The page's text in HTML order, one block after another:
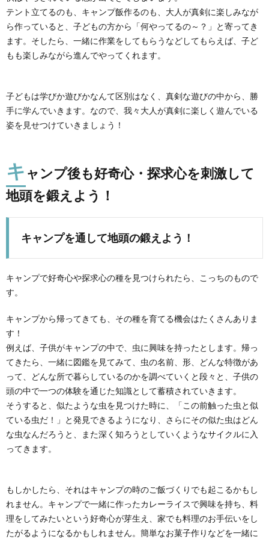
テント立てるのも、キャンプ飯作るのも、大人が真剣に楽しみなが
ら作っていると、子どもの方から「何やってるの～？」と寄ってき
ます。そしたら、一緒に作業をしてもらうなどしてもらえば、子ど
もも楽しみながら進んでやってくれます。
子どもは学びか遊びかなんて区別はなく、真剣な遊びの中から、勝
手に学んでいきます。なので、我々大人が真剣に楽しく遊んでいる
姿を見せつけていきましょう！
キ ャンプ後も好奇心・探求心を刺激して
地頭を鍛えよう！
キャンプを通して地頭の鍛え よう！
キャンプで好奇心や探求心の種を見つけられたら、こっちのもので
す。
キャンプから帰ってきても、その種を育てる機会はたくさんありま
す！
例えば、子供がキャンプの中で、虫に興味を持ったとします。帰っ
てきたら、一緒に図鑑を見てみて、虫の名前、形、どんな特徴があ
って、どんな所で暮らしているのかを調べていくと段々と、子供の
頭の中で一つの体験を通じた知識として蓄積されていきます。
そうすると、似たような虫を見つけた時に、「この前触った虫と似
ている虫だ！」と発見できるようになり、さらにその似た虫はどん
な虫なんだろうと、また深く知ろうとしていくようなサイクルに入
ってきます。
もしかしたら、それはキャンプの時のご飯づくりでも起こるかもし
れません。キャンプで一緒に作ったカレーライスで興味を持ち、料
理をしてみたいという好奇心が芽生え、家でも料理のお手伝いをし
たがるようになるかもしれません。簡単なお菓子作りなどを一緒に